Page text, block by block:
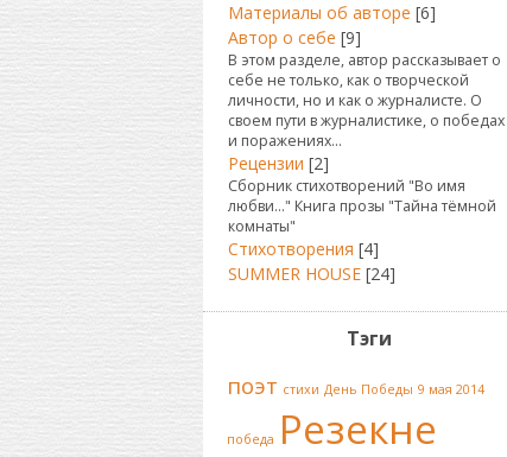
Материалы об авторе [6]
Автор о себе [9]
В этом разделе, автор рассказывает о
себе не только, как о творческой
личности, но и как о журналисте. О
своем пути в журналистике, о победах
и поражениях...
Рецензии [2]
Сборник стихотворений "Во имя
любви..." Книга прозы "Тайна тёмной
комнаты"
Стихотворения [4]
SUMMER HOUSE [24]
Тэги
поэт стихи День Победы 9 мая 2014
победа Резекне